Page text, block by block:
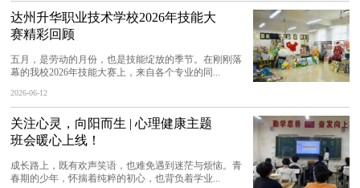
达州升华职业技术学校2026年技能大
赛精彩回顾
五月，是劳动的月份，也是技能绽放的季节。在刚刚落
幕的我校2026年技能大赛上，来自各个专业的同...
2026-06-12
关注心灵，向阳而生 | 心理健康主题
班会暖心上线！
成长路上，既有欢声笑语，也难免遇到迷茫与烦恼。青
春期的少年，怀揣着纯粹的初心，也背负着学业...